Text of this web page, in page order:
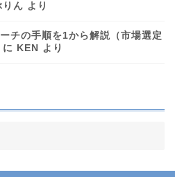
りん より
チの手順を1から解説（市場選定
に KEN より